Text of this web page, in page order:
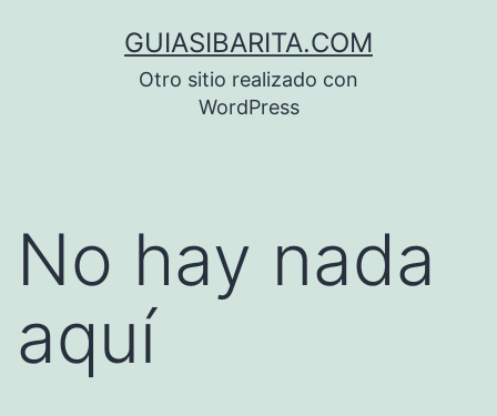
GUIASIBARITA.COM
Otro sitio realizado con
WordPress
No hay nada
aquí